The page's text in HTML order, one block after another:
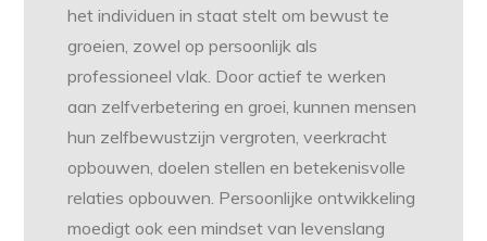
het individuen in staat stelt om bewust te
groeien, zowel op persoonlijk als
professioneel vlak. Door actief te werken
aan zelfverbetering en groei, kunnen mensen
hun zelfbewustzijn vergroten, veerkracht
opbouwen, doelen stellen en betekenisvolle
relaties opbouwen. Persoonlijke ontwikkeling
moedigt ook een mindset van levenslang